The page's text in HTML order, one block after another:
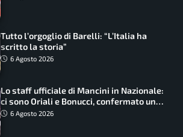
Tutto l’orgoglio di Barelli: “L’Italia ha
scritto la storia”
6 Agosto 2026
Lo staff ufficiale di Mancini in Nazionale:
ci sono Oriali e Bonucci, confermato un
ritorno
6 Agosto 2026